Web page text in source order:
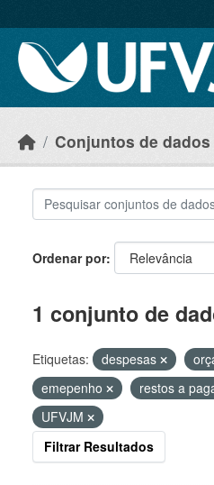
Conjuntos de dados
Ordenar por
1 conjunto de
Etiquetas: despesas
emepenho
restos a
UFVJM
Filtrar Resultados